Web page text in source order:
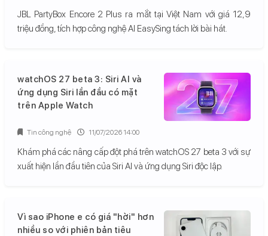
JBL PartyBox Encore 2 Plus ra mắt tại Việt Nam với giá 12,9
triệu đồng, tích hợp công nghệ AI EasySing tách lời bài hát.
watchOS 27 beta 3: Siri AI và
ứng dụng Siri lần đầu có mặt
trên Apple Watch
Khám phá các nâng cấp đột phá trên watchOS 27 beta 3 với sự
xuất hiện lần đầu tiên của Siri AI và ứng dụng Siri độc lập.
Tin công nghệ 11/07/2026 14:00
Vì sao iPhone e có giá "hời" hơn
nhiều so với phiên bản tiêu